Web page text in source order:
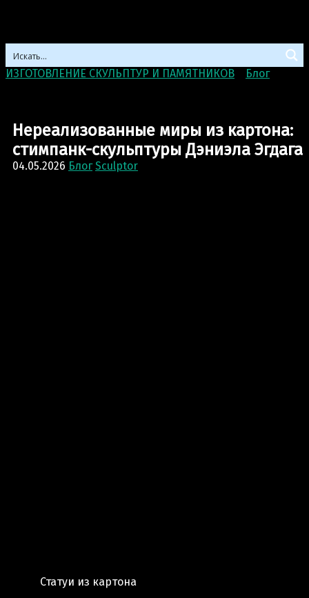
ИЗГОТОВЛЕНИЕ СКУЛЬПТУР И ПАМЯТНИКОВ Блог>
Нереализованные миры из картона:
стимпанк-скульптуры Дэниэла Эгдага
04.05.2026 Блог Sculptor
Статуи из картона